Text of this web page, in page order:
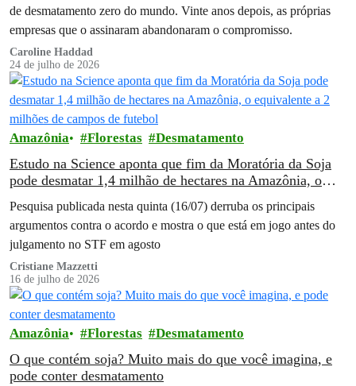
de desmatamento zero do mundo. Vinte anos depois, as próprias
empresas que o assinaram abandonaram o compromisso.
Caroline Haddad
24 de julho de 2026
Amazônia Florestas Desmatamento
Estudo na Science aponta que fim da Moratória da Soja
pode desmatar 1,4 milhão de hectares na Amazônia, o
Pesquisa publicada nesta quinta (16/07) derruba os principais
argumentos contra o acordo e mostra o que está em jogo antes do
julgamento no STF em agosto
Cristiane Mazzetti
16 de julho de 2026
Amazônia Florestas Desmatamento
O que contém soja? Muito mais do que você imagina, e
pode conter desmatamento